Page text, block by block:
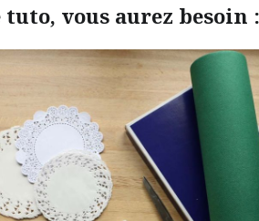
tuto, vous aurez besoin :